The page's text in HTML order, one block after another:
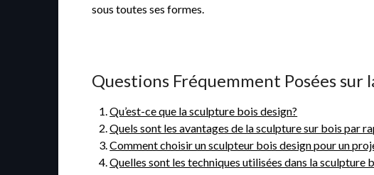
sous toutes ses formes.
Questions Fréquemment Posées sur
Qu’est-ce que la sculpture bois design?
Quels sont les avantages de la sculpture sur bois par
Comment choisir un sculpteur bois design pour un
Quelles sont les techniques utilisées dans la sculpture